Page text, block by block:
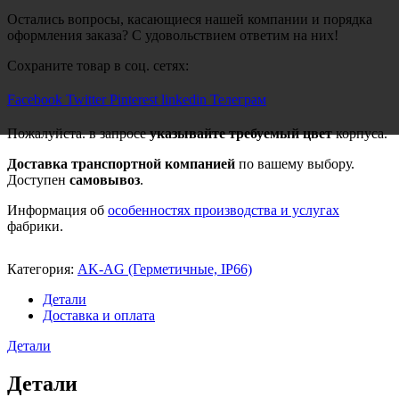
Остались вопросы, касающиеся нашей компании и порядка
оформления заказа? С удовольствием ответим на них!
Сохраните товар в соц. сетях:
Facebook Twitter Pinterest linkedin Телеграм
Пожалуйста. в запросеуказывайте требуемый цветкорпуса.
Доставка транспортной компанией по вашему выбору.
Доступен самовывоз.
Информация об особенностях производства и услугах
фабрики.
Категория: AK-AG (Герметичные, IP66)
Детали
Доставка и оплата
Детали
Детали